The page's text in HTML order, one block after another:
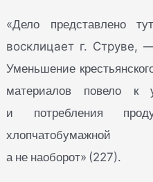
«Дело представлено
восклицает г. Струве,
Уменьшение
материалов повело к
и потребления
а не наоборот» (227).